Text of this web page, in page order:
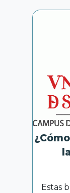
Estas